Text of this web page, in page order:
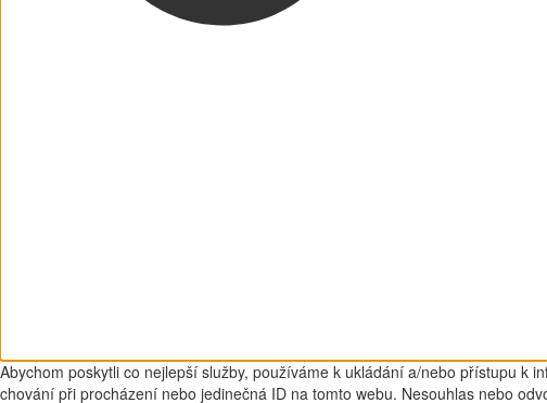
Abychom poskytli co nejlepší služby, používáme k ukládání a/nebo přístupu k
chování při procházení nebo jedinečná ID na tomto webu. Nesouhlas nebo